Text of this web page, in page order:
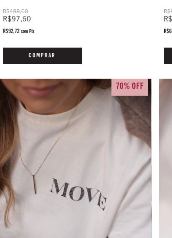
R$488,00
R$97,60
R$92,72 com Pix
COMPRAR
70% OFF